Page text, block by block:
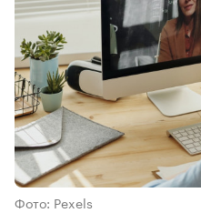
Фото: Pexels